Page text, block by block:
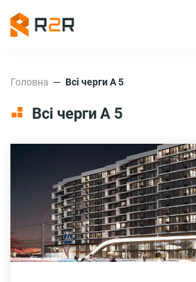
Головна Всі черги А 5
Всі черги А 5